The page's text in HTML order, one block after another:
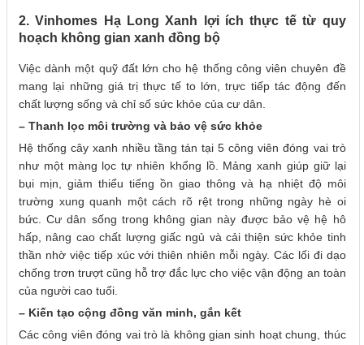
2. Vinhomes Hạ Long Xanh lợi ích thực tế từ quy
hoạch không gian xanh đồng bộ
Việc dành một quỹ đất lớn cho hệ thống công viên chuyên đề
mang lại những giá trị thực tế to lớn, trực tiếp tác động đến
chất lượng sống và chỉ số sức khỏe của cư dân.
– Thanh lọc môi trường và bảo vệ sức khỏe
Hệ thống cây xanh nhiều tầng tán tại 5 công viên đóng vai trò
như một màng lọc tự nhiên khổng lồ. Mảng xanh giúp giữ lại
bụi mịn, giảm thiểu tiếng ồn giao thông và hạ nhiệt độ môi
trường xung quanh một cách rõ rệt trong những ngày hè oi
bức. Cư dân sống trong không gian này được bảo vệ hệ hô
hấp, nâng cao chất lượng giấc ngủ và cải thiện sức khỏe tinh
thần nhờ việc tiếp xúc với thiên nhiên mỗi ngày. Các lối đi dạo
chống trơn trượt cũng hỗ trợ đắc lực cho việc vận động an toàn
của người cao tuổi.
– Kiến tạo cộng đồng văn minh, gắn kết
Các công viên đóng vai trò là không gian sinh hoạt chung, thúc